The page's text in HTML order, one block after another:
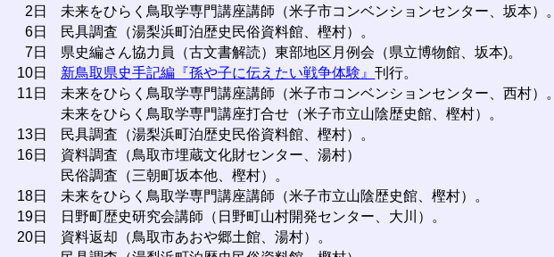
2日
未来をひらく鳥取学専門講座講師（米子市コンベンションセンター、坂本）。
6日
民具調査（湯梨浜町泊歴史民俗資料館、樫村）。
7日
県史編さん協力員（古文書解読）東部地区月例会（県立博物館、坂本)。
10日
新鳥取県史手記編『孫や子に伝えたい戦争体験』刊行。
11日
未来をひらく鳥取学専門講座講師（米子市コンベンションセンター、西村）。
未来をひらく鳥取学専門講座打合せ（米子市立山陰歴史館、樫村）。
13日
民具調査（湯梨浜町泊歴史民俗資料館、樫村）。
16日
資料調査（鳥取市埋蔵文化財センター、湯村）
民俗調査（三朝町坂本他、樫村）。
18日
未来をひらく鳥取学専門講座講師（米子市立山陰歴史館、樫村）。
19日
日野町歴史研究会講師（日野町山村開発センター、大川）。
20日
資料返却（鳥取市あおや郷土館、湯村）。